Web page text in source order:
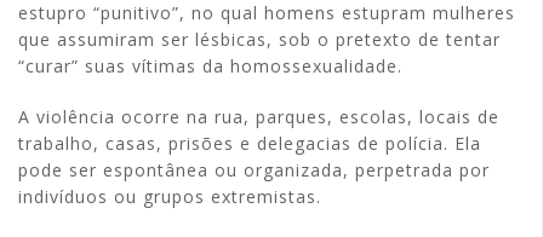
estupro “punitivo”, no qual homens estupram mulheres
que assumiram ser lésbicas, sob o pretexto de tentar
“curar” suas vítimas da homossexualidade.
A violência ocorre na rua, parques, escolas, locais de
trabalho, casas, prisões e delegacias de polícia. Ela
pode ser espontânea ou organizada, perpetrada por
indivíduos ou grupos extremistas.